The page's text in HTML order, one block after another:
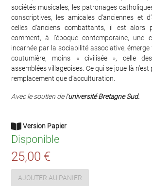
sociétés musicales, les patronages
conscriptives, les amicales d’anciennes et
celles d’anciens combattants, il est alors
comment, à l’époque contemporaine, une
incarnée par la sociabilité associative,
coutumière, moins « civilisée », celle
assemblées villageoises. Ce qui se joue là
remplacement que d’acculturation.
Avec le soutien de l’université Bretagne Sud.
Version Papier
Disponible
25,00 €
AJOUTER AU PANIER